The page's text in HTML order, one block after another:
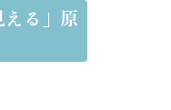
える」原